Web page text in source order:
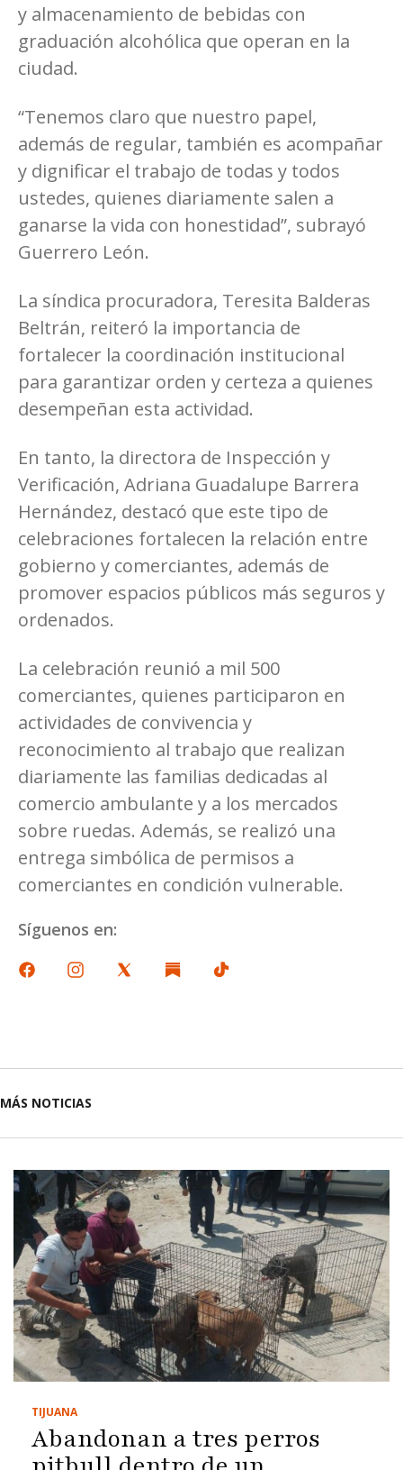
y almacenamiento de bebidas con
graduación alcohólica que operan en la
ciudad.
“Tenemos claro que nuestro papel,
además de regular, también es acompañar
y dignificar el trabajo de todas y todos
ustedes, quienes diariamente salen a
ganarse la vida con honestidad”, subrayó
Guerrero León.
La síndica procuradora, Teresita Balderas
Beltrán, reiteró la importancia de
fortalecer la coordinación institucional
para garantizar orden y certeza a quienes
desempeñan esta actividad.
En tanto, la directora de Inspección y
Verificación, Adriana Guadalupe Barrera
Hernández, destacó que este tipo de
celebraciones fortalecen la relación entre
gobierno y comerciantes, además de
promover espacios públicos más seguros y
ordenados.
La celebración reunió a mil 500
comerciantes, quienes participaron en
actividades de convivencia y
reconocimiento al trabajo que realizan
diariamente las familias dedicadas al
comercio ambulante y a los mercados
sobre ruedas. Además, se realizó una
entrega simbólica de permisos a
comerciantes en condición vulnerable.
Síguenos en:
MÁS NOTICIAS
TIJUANA
Abandonan a tres perros